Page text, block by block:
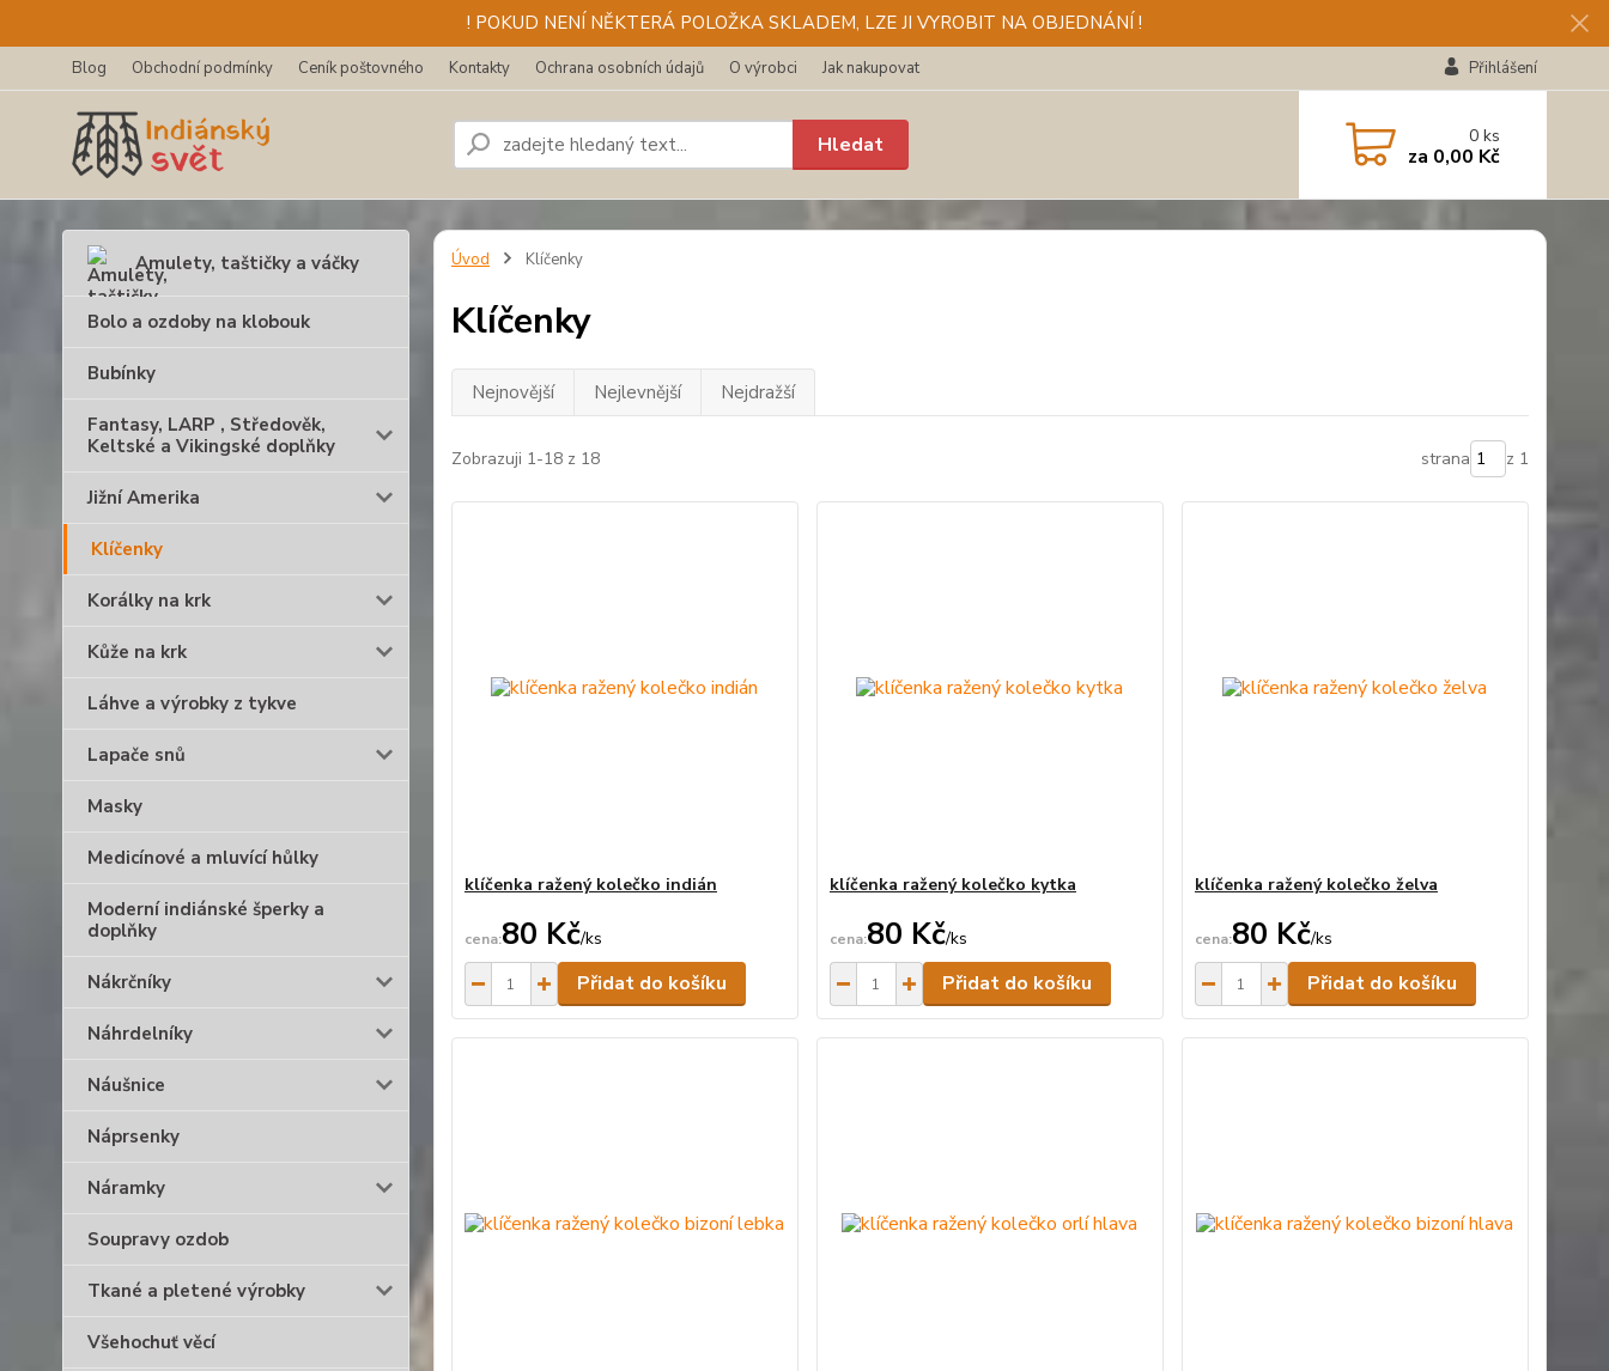
! POKUD NENÍ NĚKTERÁ POLOŽKA SKLADEM, LZE JI VYROBIT NA OBJEDNÁNÍ !
Blog Obchodní podmínky Ceník poštovného Kontakty Ochrana osobních údajů O výrobci Jak nakupovat Přihlášení
Hledat 0ks
za 0,00 Kč
Amulety, taštičky a váčky
Bolo a ozdoby na klobouk
Bubínky
Fantasy, LARP , Středověk,
Keltské a Vikingské doplňky
Jižní Amerika
Klíčenky
Korálky na krk
Kůže na krk
Láhve a výrobky z tykve
Lapače snů
Masky
Medicínové a mluvící hůlky
Moderní indiánské šperky a
doplňky
Nákrčníky
Náhrdelníky
Náušnice
Náprsenky
Náramky
Soupravy ozdob
Tkané a pletené výrobky
Všehochuť věcí
Úvod Klíčenky
Klíčenky
Nejnovější Nejlevnější Nejdražší
Zobrazuji 1-18 z 18 strana z 1
klíčenka ražený kolečko indián
80 Kč/ks
Přidat do košíku
klíčenka ražený kolečko kytka
80 Kč/ks
Přidat do košíku
klíčenka ražený kolečko želva
80 Kč/ks
Přidat do košíku